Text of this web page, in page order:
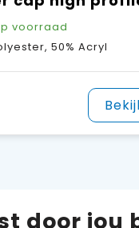
voorraad
50% Acryl
door jou